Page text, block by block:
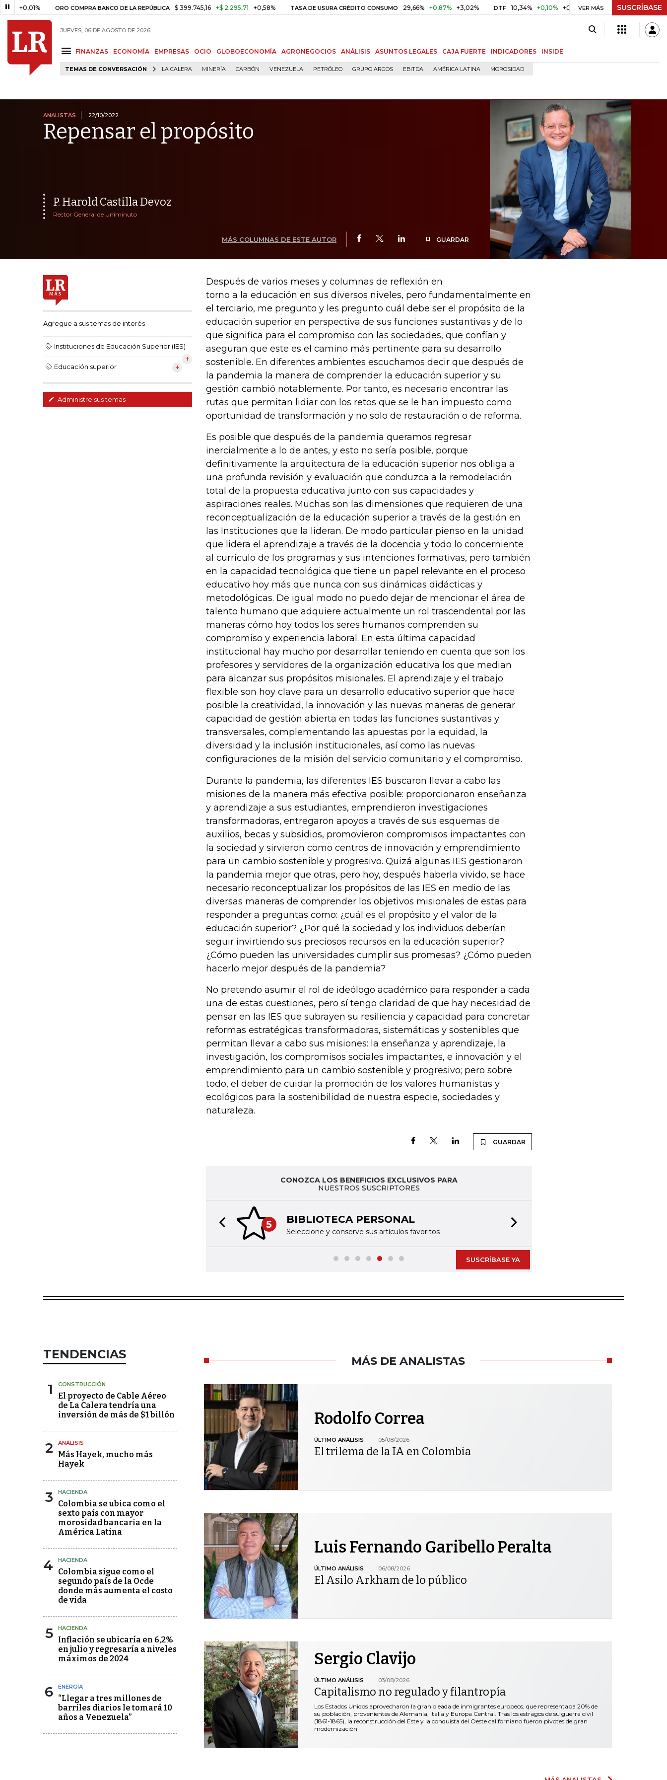
ORO COMPRA BANCO DE LA REPÚBLICA $ 399.745,16 +$ 2.295,71 +0,58% TASA DE USURA CRÉDITO CONSUMO 29,66% +0,87% +3,02% DTF 10,34% +0,10% +0,98% UVR $ 416,86 +$ 0,05 +0,01%
VER MÁS SUSCRÍBASE
JUEVES, 06 DE AGOSTO DE 2026
FINANZAS ECONOMÍA EMPRESAS OCIO GLOBOECONOMÍA AGRONEGOCIOS ANÁLISIS ASUNTOS LEGALES CAJA FUERTE INDICADORES INSIDE
TEMAS DE CONVERSACIÓN LA CALERA MINERÍA CARBÓN VENEZUELA PETRÓLEO GRUPO ARGOS EBITDA AMÉRICA LATINA MOROSIDAD
ANALISTAS 22/10/2022
Repensar el propósito
P. Harold Castilla Devoz
Rector General de Uniminuto
MÁS COLUMNAS DE ESTE AUTOR GUARDAR
Agregue a sus temas de interés
Instituciones de Educación Superior (IES)
Educación superior
Administre sus temas
Después de varios meses y columnas de reflexión en
torno a la educación en sus diversos niveles, pero fundamentalmente en
el terciario, me pregunto y les pregunto cuál debe ser el propósito de la
educación superior en perspectiva de sus funciones sustantivas y de lo
que significa para el compromiso con las sociedades, que confían y
aseguran que este es el camino más pertinente para su desarrollo
sostenible. En diferentes ambientes escuchamos decir que después de
la pandemia la manera de comprender la educación superior y su
gestión cambió notablemente. Por tanto, es necesario encontrar las
rutas que permitan lidiar con los retos que se le han impuesto como
oportunidad de transformación y no solo de restauración o de reforma.
Es posible que después de la pandemia queramos regresar
inercialmente a lo de antes, y esto no sería posible, porque
definitivamente la arquitectura de la educación superior nos obliga a
una profunda revisión y evaluación que conduzca a la remodelación
total de la propuesta educativa junto con sus capacidades y
aspiraciones reales. Muchas son las dimensiones que requieren de una
reconceptualización de la educación superior a través de la gestión en
las Instituciones que la lideran. De modo particular pienso en la unidad
que lidera el aprendizaje a través de la docencia y todo lo concerniente
al currículo de los programas y sus intenciones formativas, pero también
en la capacidad tecnológica que tiene un papel relevante en el proceso
educativo hoy más que nunca con sus dinámicas didácticas y
metodológicas. De igual modo no puedo dejar de mencionar el área de
talento humano que adquiere actualmente un rol trascendental por las
maneras cómo hoy todos los seres humanos comprenden su
compromiso y experiencia laboral. En esta última capacidad
institucional hay mucho por desarrollar teniendo en cuenta que son los
profesores y servidores de la organización educativa los que median
para alcanzar sus propósitos misionales. El aprendizaje y el trabajo
flexible son hoy clave para un desarrollo educativo superior que hace
posible la creatividad, la innovación y las nuevas maneras de generar
capacidad de gestión abierta en todas las funciones sustantivas y
transversales, complementando las apuestas por la equidad, la
diversidad y la inclusión institucionales, así como las nuevas
configuraciones de la misión del servicio comunitario y el compromiso.
Durante la pandemia, las diferentes IES buscaron llevar a cabo las
misiones de la manera más efectiva posible: proporcionaron enseñanza
y aprendizaje a sus estudiantes, emprendieron investigaciones
transformadoras, entregaron apoyos a través de sus esquemas de
auxilios, becas y subsidios, promovieron compromisos impactantes con
la sociedad y sirvieron como centros de innovación y emprendimiento
para un cambio sostenible y progresivo. Quizá algunas IES gestionaron
la pandemia mejor que otras, pero hoy, después haberla vivido, se hace
necesario reconceptualizar los propósitos de las IES en medio de las
diversas maneras de comprender los objetivos misionales de estas para
responder a preguntas como: ¿cuál es el propósito y el valor de la
educación superior? ¿Por qué la sociedad y los individuos deberían
seguir invirtiendo sus preciosos recursos en la educación superior?
¿Cómo pueden las universidades cumplir sus promesas? ¿Cómo pueden
hacerlo mejor después de la pandemia?
No pretendo asumir el rol de ideólogo académico para responder a cada
una de estas cuestiones, pero sí tengo claridad de que hay necesidad de
pensar en las IES que subrayen su resiliencia y capacidad para concretar
reformas estratégicas transformadoras, sistemáticas y sostenibles que
permitan llevar a cabo sus misiones: la enseñanza y aprendizaje, la
investigación, los compromisos sociales impactantes, e innovación y el
emprendimiento para un cambio sostenible y progresivo; pero sobre
todo, el deber de cuidar la promoción de los valores humanistas y
ecológicos para la sostenibilidad de nuestra especie, sociedades y
naturaleza.
GUARDAR
CONOZCA LOS BENEFICIOS EXCLUSIVOS PARA
NUESTROS SUSCRIPTORES
5 BIBLIOTECA PERSONAL
Seleccione y conserve sus artículos favoritos
Previous slide
SUSCRÍBASE YA
TENDENCIAS
1 CONSTRUCCIÓN
El proyecto de Cable Aéreo
de La Calera tendría una
inversión de más de $1 billón
2 ANÁLISIS
Más Hayek, mucho más
Hayek
3 HACIENDA
Colombia se ubica como el
sexto país con mayor
morosidad bancaria en la
América Latina
4 HACIENDA
Colombia sigue como el
segundo país de la Ocde
donde más aumenta el costo
de vida
5 HACIENDA
Inflación se ubicaría en 6,2%
en julio y regresaría a niveles
máximos de 2024
6 ENERGÍA
“Llegar a tres millones de
barriles diarios le tomará 10
años a Venezuela”
MÁS DE ANALISTAS
Rodolfo Correa
ÚLTIMO ANÁLISIS 05/08/2026
El trilema de la IA en Colombia
Luis Fernando Garibello Peralta
ÚLTIMO ANÁLISIS 06/08/2026
El Asilo Arkham de lo público
Sergio Clavijo
ÚLTIMO ANÁLISIS 03/08/2026
Capitalismo no regulado y filantropía
Los Estados Unidos aprovecharon la gran oleada de inmigrantes europeos, que representaba 20% de
su población, provenientes de Alemania, Italia y Europa Central. Tras los estragos de su guerra civil
(1861-1865), la reconstrucción del Este y la conquista del Oeste californiano fueron pivotes de gran
modernización